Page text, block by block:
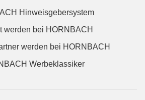
Hinweisgebersystem
werden bei HORNBACH
werden bei HORNBACH
Werbeklassiker